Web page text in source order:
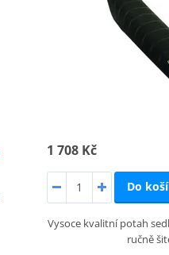
1 708 Kč
Do
Vysoce kvalitní potah
ručně